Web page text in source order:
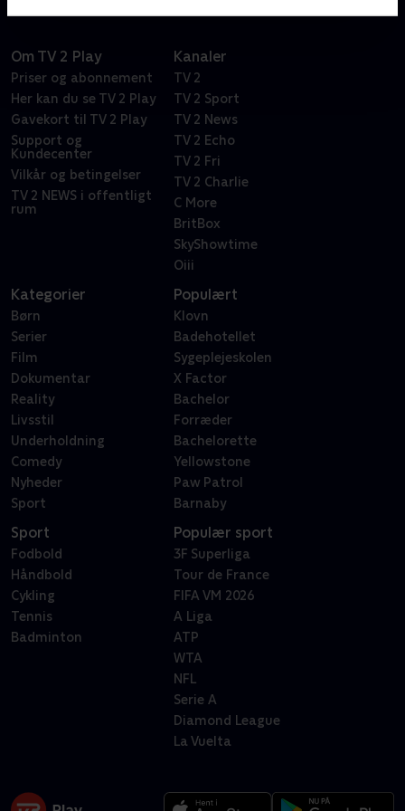
Om TV 2 Play
Priser og abonnement
Her kan du se TV 2 Play
Gavekort til TV 2 Play
Support og
Kundecenter
Vilkår og betingelser
TV 2 NEWS i offentligt
rum
Kanaler
TV 2
TV 2 Sport
TV 2 News
TV 2 Echo
TV 2 Fri
TV 2 Charlie
C More
BritBox
SkyShowtime
Oiii
Kategorier
Børn
Serier
Film
Dokumentar
Reality
Livsstil
Underholdning
Comedy
Nyheder
Sport
Populært
Klovn
Badehotellet
Sygeplejeskolen
X Factor
Bachelor
Forræder
Bachelorette
Yellowstone
Paw Patrol
Barnaby
Sport
Fodbold
Håndbold
Cykling
Tennis
Badminton
Populær sport
3F Superliga
Tour de France
FIFA VM 2026
A Liga
ATP
WTA
NFL
Serie A
Diamond League
La Vuelta